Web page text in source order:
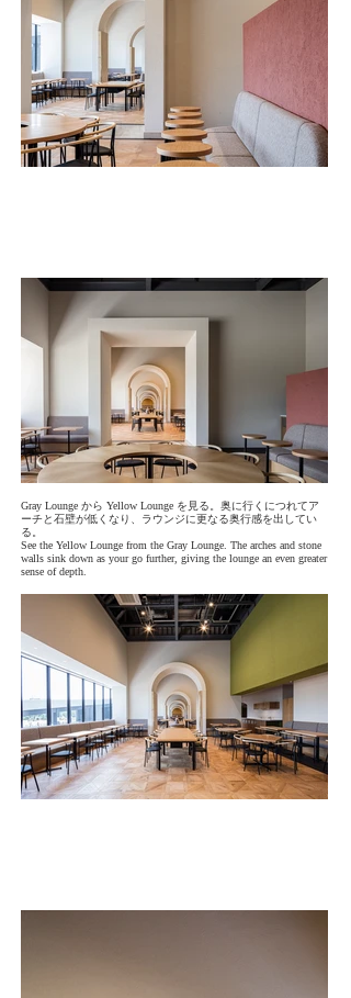
Gray Lounge から Yellow Lounge を見る。奥に行くにつれてア
ーチと石壁が低くなり、ラウンジに更なる奥行感を出してい
る。
See the Yellow Lounge from the Gray Lounge. The arches and stone
walls sink down as your go further, giving the lounge an even greater
sense of depth.